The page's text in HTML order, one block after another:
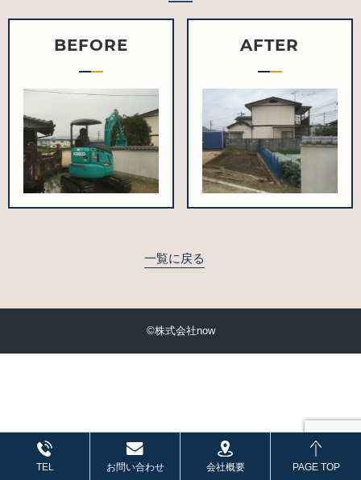
BEFORE AFTER
一覧に戻る
TEL お問い合わせ 会社概要 PAGE TOP
©株式会社now